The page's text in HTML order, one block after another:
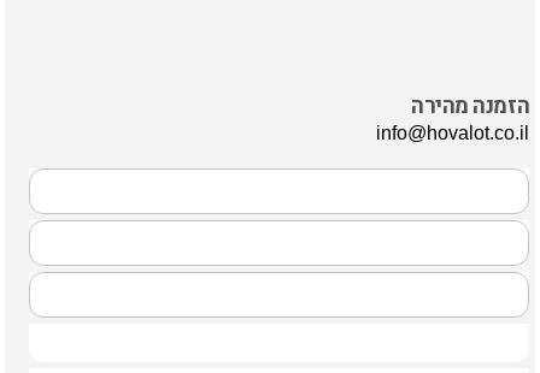
הזמנה מהירה
info@hovalot.co.il